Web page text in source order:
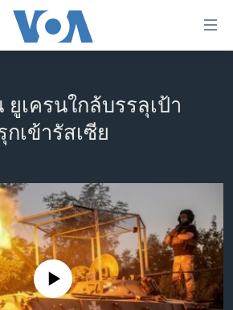
ยูเครนใกล้บรรลุเป้า
เข้ารัสเซีย
source currently available